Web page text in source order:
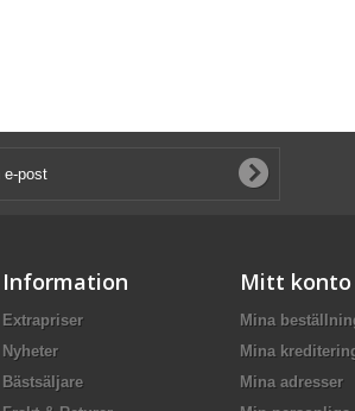
Information
Extrapriser
Nyheter
Bästsäljare
Mitt konto
Mina
Mina
Mina adresser